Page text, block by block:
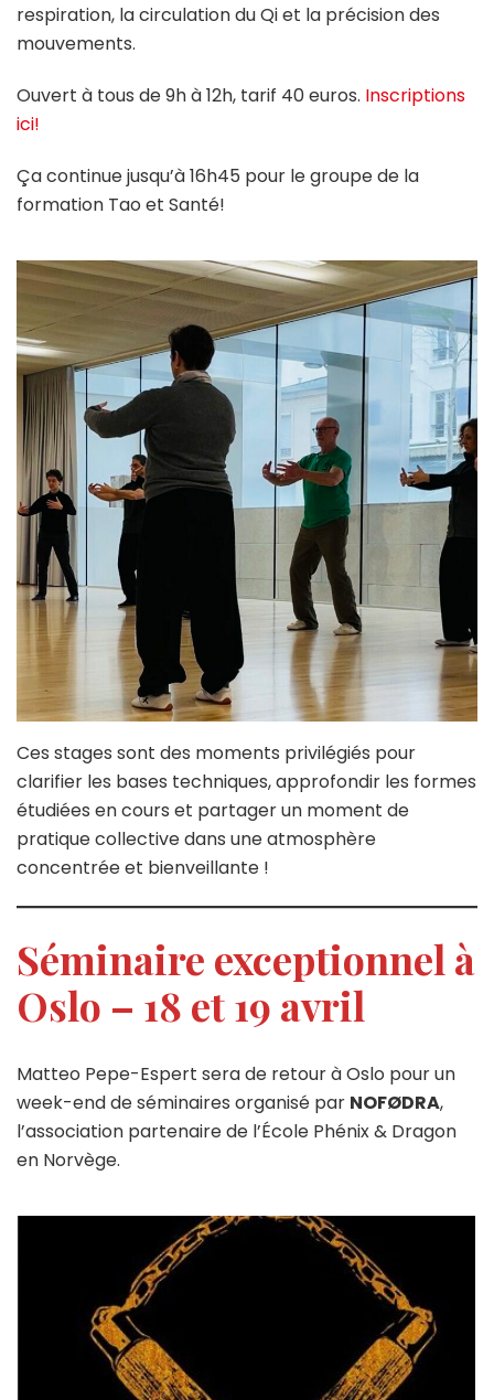
respiration, la circulation du Qi et la précision des
mouvements.
Ouvert à tous de 9h à 12h, tarif 40 euros. Inscriptions
ici!
Ça continue jusqu’à 16h45 pour le groupe de la
formation Tao et Santé!
Ces stages sont des moments privilégiés pour
clarifier les bases techniques, approfondir les formes
étudiées en cours et partager un moment de
pratique collective dans une atmosphère
concentrée et bienveillante !
Séminaire exceptionnel à
Oslo – 18 et 19 avril
Matteo Pepe-Espert sera de retour à Oslo pour un
week-end de séminaires organisé par NOFØDRA,
l’association partenaire de l’École Phénix & Dragon
en Norvège.